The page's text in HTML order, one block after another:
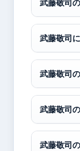
武藤敬司
武藤敬司
武藤敬司
武藤敬司
武藤敬司